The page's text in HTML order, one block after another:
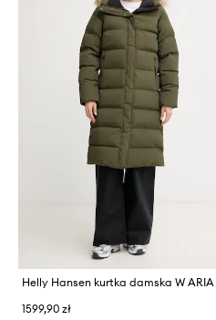
1599,90 zł